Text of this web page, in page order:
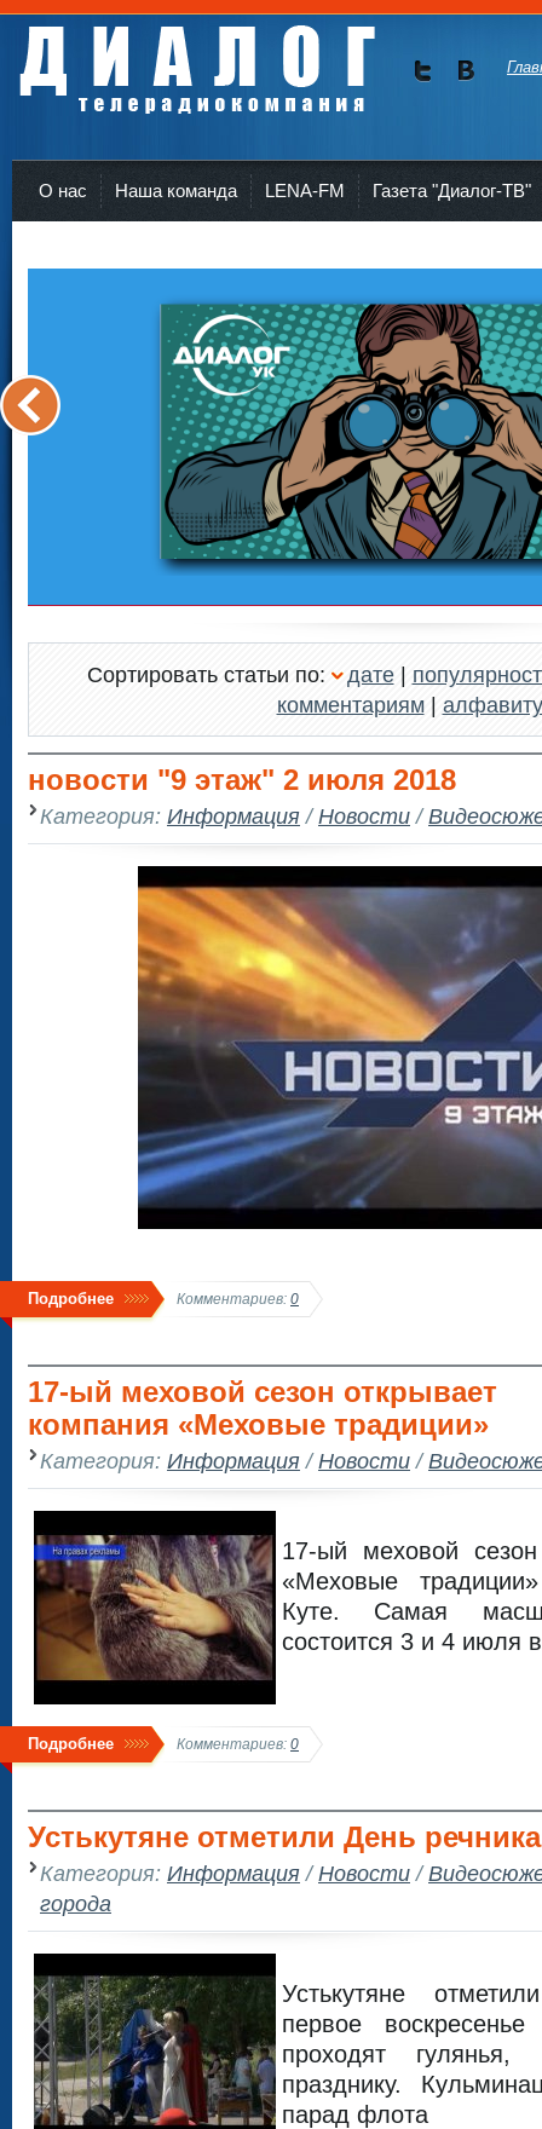
О нас Наша команда LENA-FM Газета "Диалог-ТВ"
Сортировать статьи по: дате|
комментариям| алфавиту
новости "9 этаж" 2 июля 2018
Категория: Информация/Новости/
Подробнее Комментариев: 0
17-ый меховой сезон открывает
компания «Меховые традиции»
Категория: Информация/Новости/
17-ый меховой
«Меховые
Куте. Самая
состоится 3 и 4 июля
Подробнее Комментариев: 0
Устькутяне отметили День речника
Категория: Информация/Новости/
города
Устькутяне
первое
проходят гулянья,
празднику.
парад флота